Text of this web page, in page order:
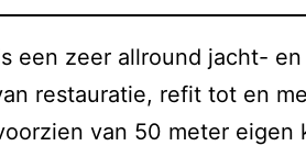
een zeer allround jacht-
restauratie, refit tot en
van 50 meter eigen